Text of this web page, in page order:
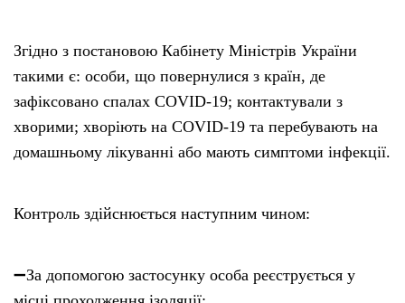
Згідно з постановою Кабінету Міністрів України
такими є: особи, що повернулися з країн, де
зафіксовано спалах COVID-19; контактували з
хворими; хворіють на COVID-19 та перебувають на
домашньому лікуванні або мають симптоми інфекції.
Контроль здійснюється наступним чином:
➖За допомогою застосунку особа реєструється у